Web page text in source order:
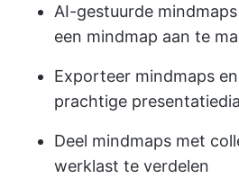
AI-gestuurde
een mindmap aan te
Exporteer mindmaps
prachtige
Deel mindmaps met
werklast te verdelen